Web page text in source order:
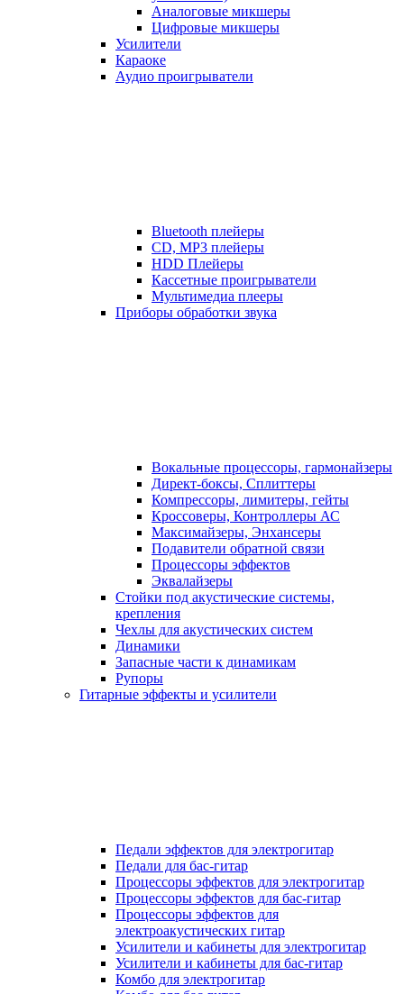
Аналоговые микшеры
Цифровые микшеры
Усилители
Караоке
Аудио проигрыватели
Bluetooth плейеры
CD, MP3 плейеры
HDD Плейеры
Кассетные проигрыватели
Мультимедиа плееры
Приборы обработки звука
Вокальные процессоры, гармонайзеры
Директ-боксы, Сплиттеры
Компрессоры, лимитеры, гейты
Кроссоверы, Контроллеры АС
Максимайзеры, Энхансеры
Подавители обратной связи
Процессоры эффектов
Эквалайзеры
Стойки под акустические системы,
крепления
Чехлы для акустических систем
Динамики
Запасные части к динамикам
Рупоры
Гитарные эффекты и усилители
Педали эффектов для электрогитар
Педали для бас-гитар
Процессоры эффектов для электрогитар
Процессоры эффектов для бас-гитар
Процессоры эффектов для
электроакустических гитар
Усилители и кабинеты для электрогитар
Усилители и кабинеты для бас-гитар
Комбо для электрогитар